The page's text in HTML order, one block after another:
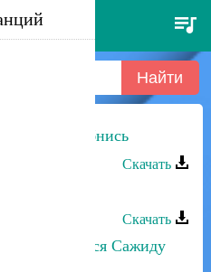
- Улыбнись
Скачать
Скачать
Посвящается Сажиду